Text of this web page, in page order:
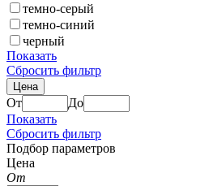
темно-серый
темно-синий
черный
Показать
Сбросить фильтр
Цена
От
До
Показать
Сбросить фильтр
Подбор параметров
Цена
От